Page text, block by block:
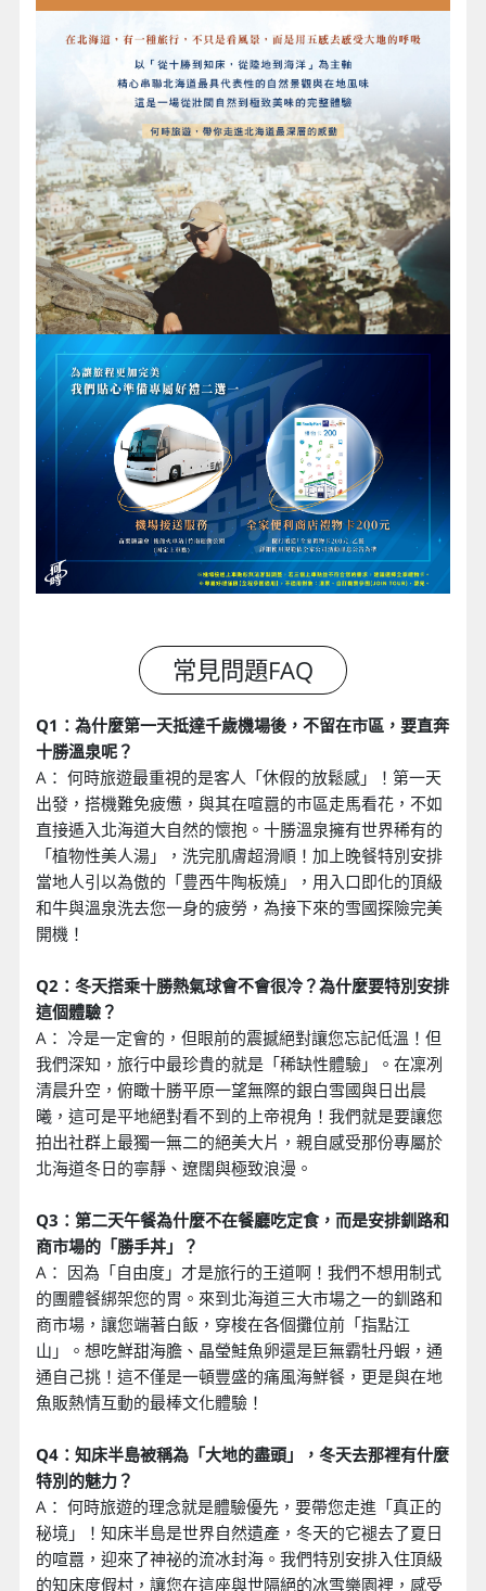
Q1：為什麼第一天抵達千歲機場後，不留在市區，要直奔
十勝溫泉呢？
A： 何時旅遊最重視的是客人「休假的放鬆感」！第一天
出發，搭機難免疲憊，與其在喧囂的市區走馬看花，不如
直接遁入北海道大自然的懷抱。十勝溫泉擁有世界稀有的
「植物性美人湯」，洗完肌膚超滑順！加上晚餐特別安排
當地人引以為傲的「豊西牛陶板燒」，用入口即化的頂級
和牛與溫泉洗去您一身的疲勞，為接下來的雪國探險完美
開機！
Q2：冬天搭乘十勝熱氣球會不會很冷？為什麼要特別安排
這個體驗？
A： 冷是一定會的，但眼前的震撼絕對讓您忘記低溫！但
我們深知，旅行中最珍貴的就是「稀缺性體驗」。在凜冽
清晨升空，俯瞰十勝平原一望無際的銀白雪國與日出晨
曦，這可是平地絕對看不到的上帝視角！我們就是要讓您
拍出社群上最獨一無二的絕美大片，親自感受那份專屬於
北海道冬日的寧靜、遼闊與極致浪漫。
Q3：第二天午餐為什麼不在餐廳吃定食，而是安排釧路和
商市場的「勝手丼」？
A： 因為「自由度」才是旅行的王道啊！我們不想用制式
的團體餐綁架您的胃。來到北海道三大市場之一的釧路和
商市場，讓您端著白飯，穿梭在各個攤位前「指點江
山」。想吃鮮甜海膽、晶瑩鮭魚卵還是巨無霸牡丹蝦，通
通自己挑！這不僅是一頓豐盛的痛風海鮮餐，更是與在地
魚販熱情互動的最棒文化體驗！
Q4：知床半島被稱為「大地的盡頭」，冬天去那裡有什麼
特別的魅力？
A： 何時旅遊的理念就是體驗優先，要帶您走進「真正的
秘境」！知床半島是世界自然遺產，冬天的它褪去了夏日
的喧囂，迎來了神祕的流冰封海。我們特別安排入住頂級
的知床度假村，讓您在這座與世隔絕的冰雪樂園裡，感受